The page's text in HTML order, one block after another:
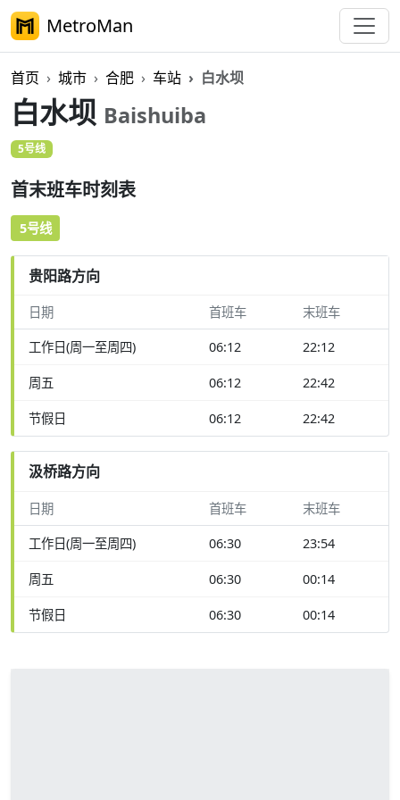
MetroMan
首页 城市 合肥 车站 白水坝
白水坝 Baishuiba
5号线
首末班车时刻表
5号线
贵阳路方向
日期 首班车 末班车
工作日(周一至周四) 06:12 22:12
周五 06:12 22:42
节假日 06:12 22:42
汲桥路方向
日期 首班车 末班车
工作日(周一至周四) 06:30 23:54
周五 06:30 00:14
节假日 06:30 00:14